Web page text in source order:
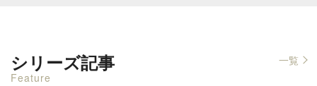
シリーズ記事
Feature
一覧